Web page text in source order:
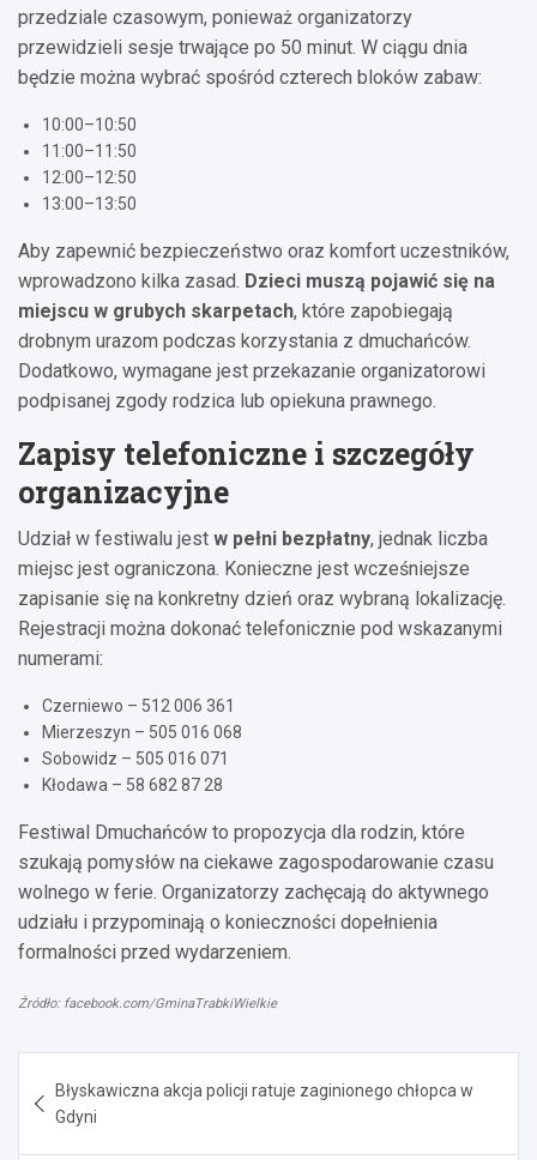
przedziale czasowym, ponieważ organizatorzy
przewidzieli sesje trwające po 50 minut. W ciągu dnia
będzie można wybrać spośród czterech bloków zabaw:
10:00–10:50
11:00–11:50
12:00–12:50
13:00–13:50
Aby zapewnić bezpieczeństwo oraz komfort uczestników,
wprowadzono kilka zasad. Dzieci muszą pojawić się na
miejscu w grubych skarpetach, które zapobiegają
drobnym urazom podczas korzystania z dmuchańców.
Dodatkowo, wymagane jest przekazanie organizatorowi
podpisanej zgody rodzica lub opiekuna prawnego.
Zapisy telefoniczne i szczegóły
organizacyjne
Udział w festiwalu jest w pełni bezpłatny, jednak liczba
miejsc jest ograniczona. Konieczne jest wcześniejsze
zapisanie się na konkretny dzień oraz wybraną lokalizację.
Rejestracji można dokonać telefonicznie pod wskazanymi
numerami:
Czerniewo – 512 006 361
Mierzeszyn – 505 016 068
Sobowidz – 505 016 071
Kłodawa – 58 682 87 28
Festiwal Dmuchańców to propozycja dla rodzin, które
szukają pomysłów na ciekawe zagospodarowanie czasu
wolnego w ferie. Organizatorzy zachęcają do aktywnego
udziału i przypominają o konieczności dopełnienia
formalności przed wydarzeniem.
Źródło: facebook.com/GminaTrabkiWielkie
wpisu
Błyskawiczna akcja policji ratuje zaginionego chłopca w
Gdyni